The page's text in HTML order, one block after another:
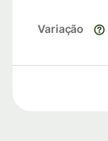
Variação